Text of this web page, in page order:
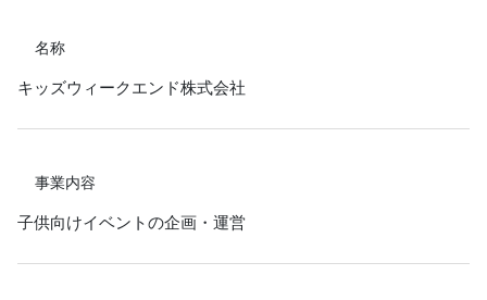
名称
キッズウィークエンド株式会社
事業内容
子供向けイベントの企画・運営